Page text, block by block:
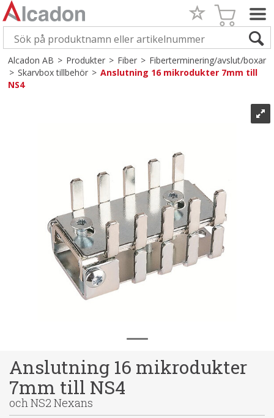
Alcadon AB>Produkter>Fiber>Fiberterminering/avslut/boxar
>Skarvbox tillbehör>Anslutning 16 mikrodukter 7mm till
NS4
Anslutning 16 mikrodukter
7mm till NS4
och NS2 Nexans